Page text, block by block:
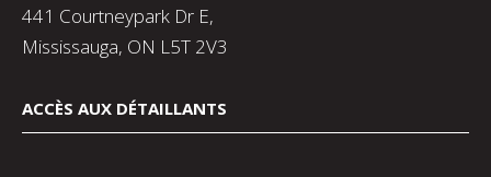
441 Courtneypark Dr E,
Mississauga, ON L5T 2V3
ACCÈS AUX DÉTAILLANTS